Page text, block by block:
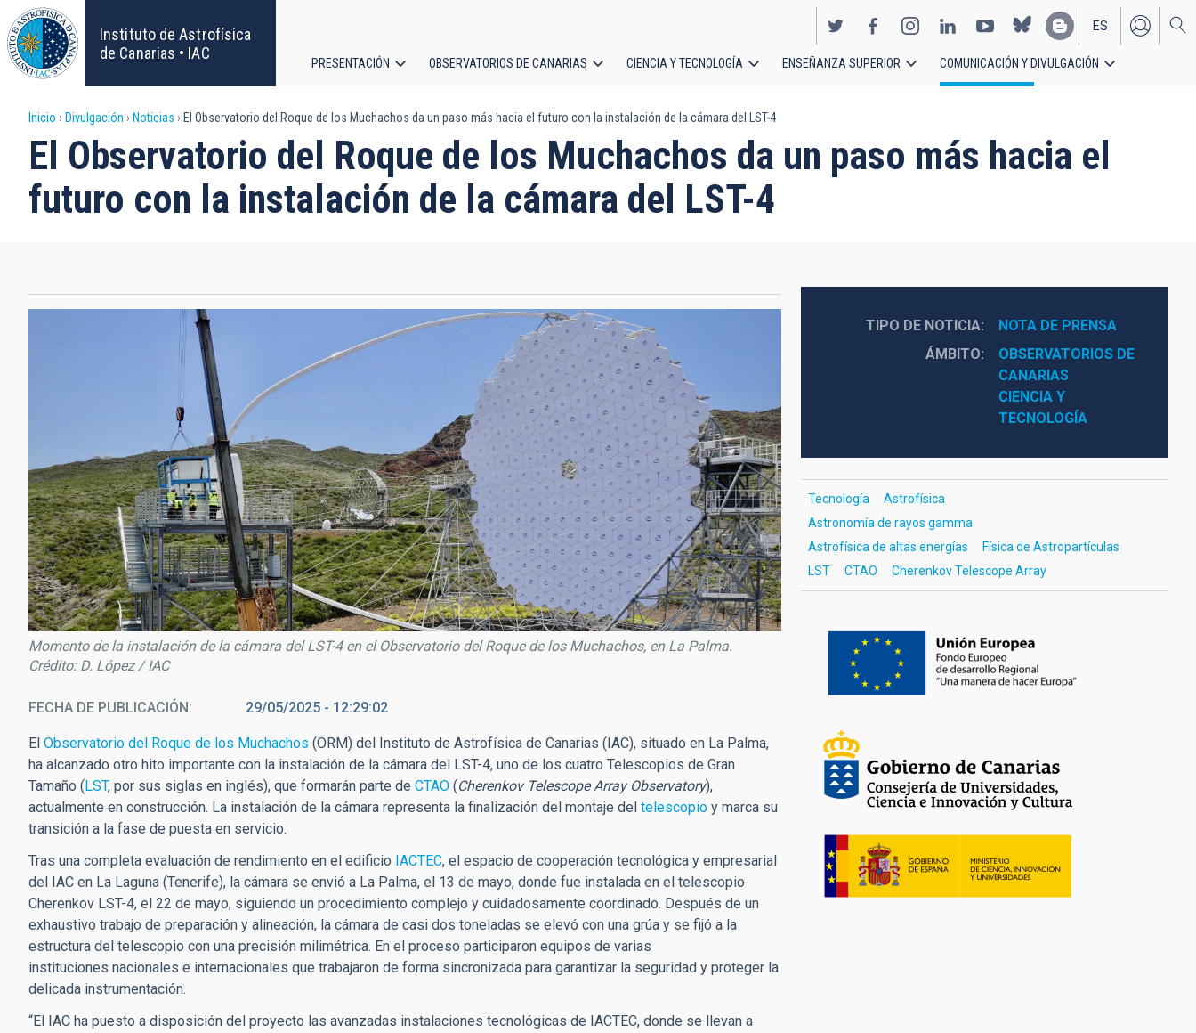
Pasar
al
contenido
principal
Instituto de Astrofísica
de Canarias • IAC
EN
ES
principal
PRESENTACIÓN OBSERVATORIOS DE CANARIAS CIENCIA Y TECNOLOGÍA ENSEÑANZA SUPERIOR COMUNICACIÓN Y DIVULGACIÓN
Sobrescribir
enlaces
de
a
Inicio Divulgación Noticias El Observatorio del Roque de los Muchachos da un paso más hacia el futuro con la instalación de la cámara del LST-4
El Observatorio del Roque de los Muchachos da un paso más hacia el
futuro con la instalación de la cámara del LST-4
Momento de la instalación de la cámara del LST-4 en el Observatorio del Roque de los Muchachos, en La Palma.
Crédito: D. López / IAC
FECHA DE PUBLICACIÓN 29/05/2025 - 12:29:02
El Observatorio del Roque de los Muchachos (ORM) del Instituto de Astrofísica de Canarias (IAC), situado en La Palma,
ha alcanzado otro hito importante con la instalación de la cámara del LST-4, uno de los cuatro Telescopios de Gran
Tamaño ( LST, por sus siglas en inglés), que formarán parte de CTAO (Cherenkov Telescope Array Observatory),
actualmente en construcción. La instalación de la cámara representa la finalización del montaje del telescopio y marca su
transición a la fase de puesta en servicio.
Tras una completa evaluación de rendimiento en el edificio IACTEC, el espacio de cooperación tecnológica y empresarial
del IAC en La Laguna (Tenerife), la cámara se envió a La Palma, el 13 de mayo, donde fue instalada en el telescopio
Cherenkov LST-4, el 22 de mayo, siguiendo un procedimiento complejo y cuidadosamente coordinado. Después de un
exhaustivo trabajo de preparación y alineación, la cámara de casi dos toneladas se elevó con una grúa y se fijó a la
estructura del telescopio con una precisión milimétrica. En el proceso participaron equipos de varias
instituciones nacionales e internacionales que trabajaron de forma sincronizada para garantizar la seguridad y proteger la
delicada instrumentación.
“El IAC ha puesto a disposición del proyecto las avanzadas instalaciones tecnológicas de IACTEC, donde se llevan a
TIPO DE NOTICIA
NOTA DE PRENSA
ÁMBITO
OBSERVATORIOS DE
CANARIAS
CIENCIA Y
TECNOLOGÍA
Tecnología
Astrofísica
Astronomía de rayos gamma
Astrofísica de altas energías
Física de Astropartículas
LST
CTAO Cherenkov Telescope Array